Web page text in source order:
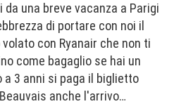
una breve vacanza a Parigi
di portare con noi il
con Ryanair che non ti
come bagaglio se hai un
a 3 anni si paga il biglietto
anche l'arrivo…